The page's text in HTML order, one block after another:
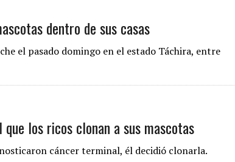
dentro de sus casas
el pasado domingo en el estado Táchira, entre
los ricos clonan a sus mascotas
cáncer terminal, él decidió clonarla.